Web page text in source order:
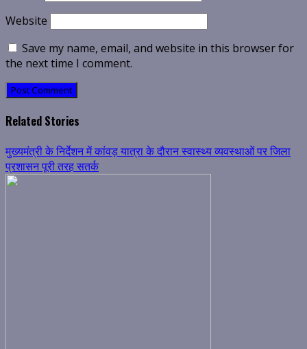
Website
Save my name, email, and website in this browser for
the next time I comment.
Related Stories
मुख्यमंत्री के निर्देशन में कांवड़ यात्रा के दौरान स्वास्थ्य व्यवस्थाओं पर जिला
प्रशासन पूरी तरह सतर्क